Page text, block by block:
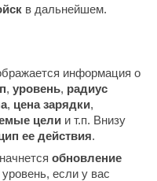
в дальнейшем.
информация о
, уровень, радиус
, цена зарядки,
цели и т.п. Внизу
ее действия.
обновление
уровень, если у вас